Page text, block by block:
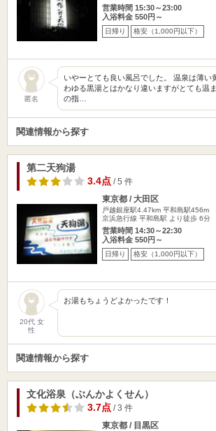
営業時間 15:30～23:00
入浴料金 550円～
日帰り 格安（1,000円以下）
匿名
いやーとても良い風呂でした。 温泉は薄い
わゆる黒湯とはかなり違いますがとても温
の指…
関連情報から探す
第二天狗湯
3.4点/ 5 件
東京都 / 大田区
戸越銀座駅4.47km 平和島駅456m
京浜急行線 平和島駅 より徒歩 6分
営業時間 14:30～22:30
入浴料金 550円～
日帰り 格安（1,000円以下）
20代 女
性
お湯もちょうどよかったです！
関連情報から探す
文化浴泉（ぶんかよくせん）
3.7点/ 3 件
東京都 / 目黒区